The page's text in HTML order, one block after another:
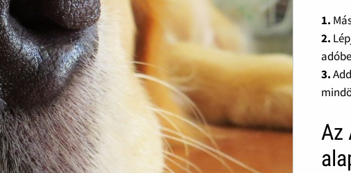
1.
2.
3.
Az